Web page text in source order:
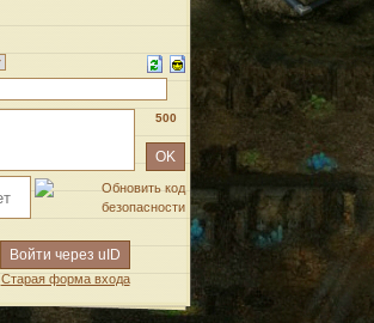
500
Войти через uID
Старая форма входа